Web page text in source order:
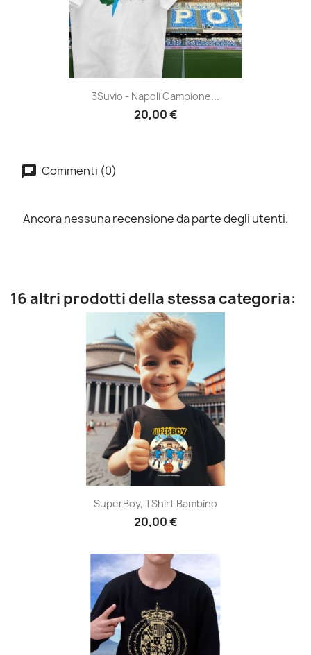
3Suvio - Napoli Campione...
20,00 €
Commenti (0)
Ancora nessuna recensione da parte degli utenti.
16 altri prodotti della stessa categoria:
SuperBoy, TShirt Bambino
20,00 €